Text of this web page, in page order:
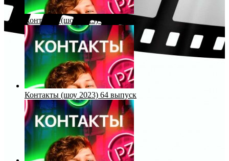
Контакты (шоу 2023) 63 выпуск
Контакты (шоу 2023) 64 выпуск